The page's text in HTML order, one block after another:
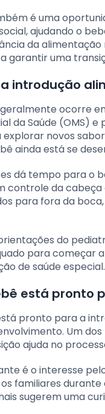
é uma
ajudando o
da alimentação
garantir uma
introdução
ocorre
da Saúde (OMS)
novos
ainda está se
dá tempo para o
controle da cabeça
para fora da
do
para começar
de saúde especial.
está pronto
pronto para a
Um
ajuda no
é o interesse
familiares
sugerem uma